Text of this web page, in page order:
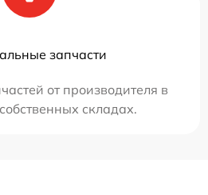
запчасти
от производителя в
складах.